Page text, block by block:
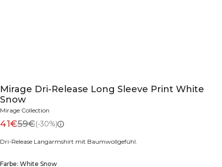
Mirage Dri-Release Long Sleeve Print White
Snow
Mirage Collection
41€59€(-30%)
Dri-Release Langarmshirt mit Baumwollgefühl.
Farbe: White Snow